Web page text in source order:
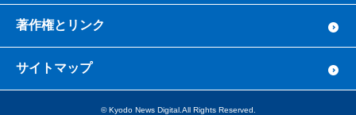
著作権とリンク
サイトマップ
© Kyodo News Digital.All Rights Reserved.